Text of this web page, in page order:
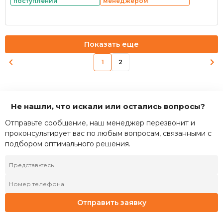
Показать еще
1 2
Не нашли, что искали или остались вопросы?
Отправьте сообщение, наш менеджер перезвонит и
проконсультирует вас по любым вопросам, связанными с
подбором оптимального решения.
Отправить заявку